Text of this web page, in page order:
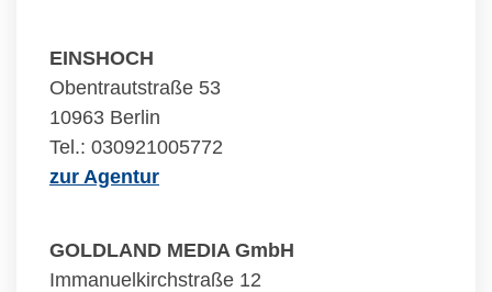
EINSHOCH
Obentrautstraße 53
10963 Berlin
Tel.: 030921005772
zur Agentur
GOLDLAND MEDIA GmbH
Immanuelkirchstraße 12